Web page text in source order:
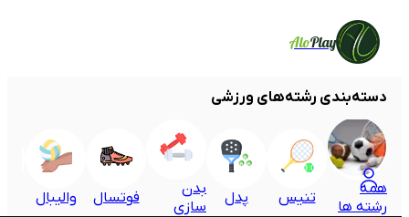
AloPlay
دسته‌بندی رشته‌های ورزشی
همه
رشته ها
تنیس پدل
بدن
سازی
فوتسال والیبال